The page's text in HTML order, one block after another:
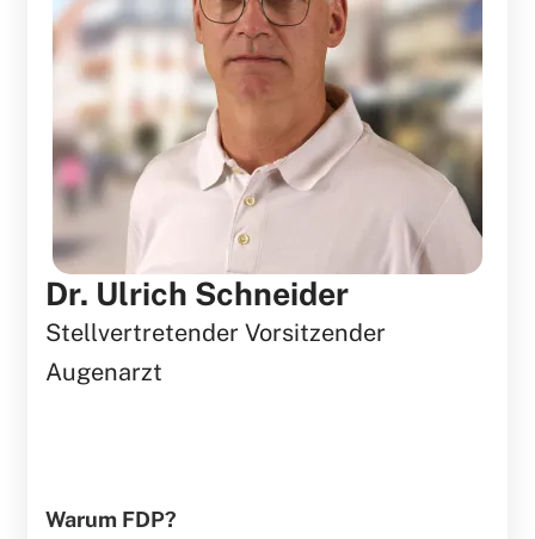
Dr. Ulrich Schneider
Stellvertretender Vorsitzender
Augenarzt
Warum FDP?